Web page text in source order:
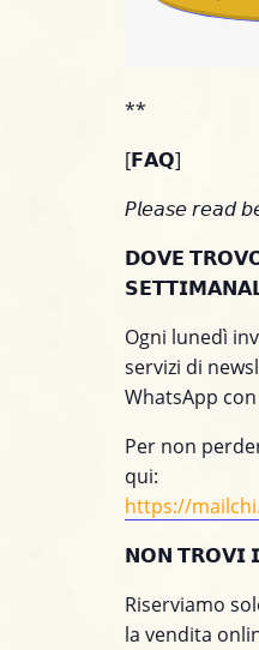
**
[𝗙𝗔𝗤]
𝘗𝘭𝘦𝘢𝘴𝘦 𝘳𝘦𝘢𝘥
𝗗𝗢𝗩𝗘
Ogni lunedì
servizi di
WhatsApp
Per non
qui:
https://
𝗡𝗢𝗡 𝗧𝗥𝗢𝗩𝗜
Riserviamo
la vendita